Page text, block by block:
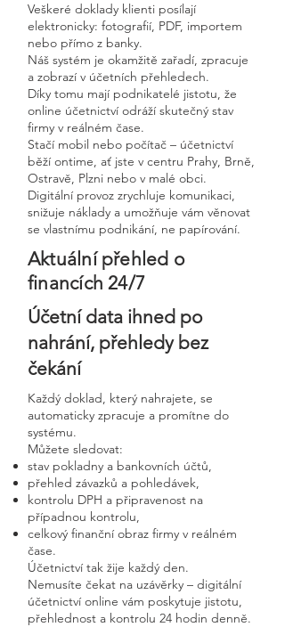
Veškeré doklady klienti posílají
elektronicky: fotografií, PDF, importem
nebo přímo z banky.
Náš systém je okamžitě zařadí, zpracuje
a zobrazí v účetních přehledech.
Díky tomu mají podnikatelé jistotu, že
online účetnictví odráží skutečný stav
firmy v reálném čase.
Stačí mobil nebo počítač – účetnictví
běží ontime, ať jste v centru Prahy, Brně,
Ostravě, Plzni nebo v malé obci.
Digitální provoz zrychluje komunikaci,
snižuje náklady a umožňuje vám věnovat
se vlastnímu podnikání, ne papírování.
Aktuální přehled o
financích 24/7
Účetní data ihned po
nahrání, přehledy bez
čekání
Každý doklad, který nahrajete, se
automaticky zpracuje a promítne do
systému.
Můžete sledovat:
stav pokladny a bankovních účtů,
přehled závazků a pohledávek,
kontrolu DPH a připravenost na
případnou kontrolu,
celkový finanční obraz firmy v reálném
čase.
Účetnictví tak žije každý den.
Nemusíte čekat na uzávěrky – digitální
účetnictví online vám poskytuje jistotu,
přehlednost a kontrolu 24 hodin denně.